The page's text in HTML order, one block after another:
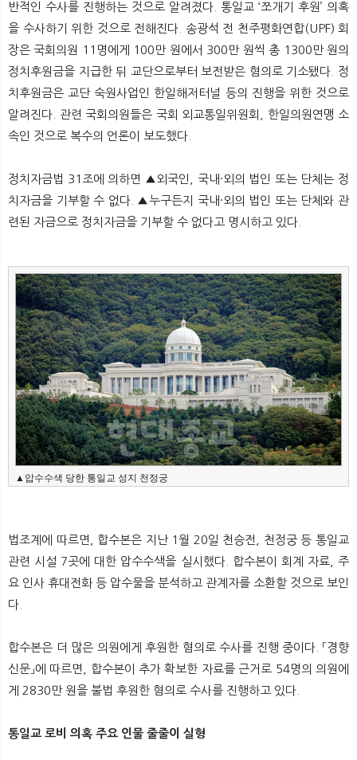
반적인 수사를 진행하는 것으로 알려졌다. 통일교 ‘쪼개기 후원’ 의혹
을 수사하기 위한 것으로 전해진다. 송광석 전 천주평화연합(UPF) 회
장은 국회의원 11명에게 100만 원에서 300만 원씩 총 1300만 원의
정치후원금을 지급한 뒤 교단으로부터 보전받은 혐의로 기소됐다. 정
치후원금은 교단 숙원사업인 한일해저터널 등의 진행을 위한 것으로
알려진다. 관련 국회의원들은 국회 외교통일위원회, 한일의원연맹 소
속인 것으로 복수의 언론이 보도했다.
정치자금법 31조에 의하면 ▲외국인, 국내·외의 법인 또는 단체는 정
치자금을 기부할 수 없다. ▲누구든지 국내·외의 법인 또는 단체와 관
련된 자금으로 정치자금을 기부할 수 없다고 명시하고 있다.
▲압수수색 당한 통일교 성지 천정궁
법조계에 따르면, 합수본은 지난 1월 20일 천승전, 천정궁 등 통일교
관련 시설 7곳에 대한 압수수색을 실시했다. 합수본이 회계 자료, 주
요 인사 휴대전화 등 압수물을 분석하고 관계자를 소환할 것으로 보인
다.
합수본은 더 많은 의원에게 후원한 혐의로 수사를 진행 중이다. 「경향
신문」에 따르면, 합수본이 추가 확보한 자료를 근거로 54명의 의원에
게 2830만 원을 불법 후원한 혐의로 수사를 진행하고 있다.
통일교 로비 의혹 주요 인물 줄줄이 실형